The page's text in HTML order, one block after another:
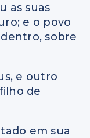
as suas
e o povo
sobre
e outro
de
em sua